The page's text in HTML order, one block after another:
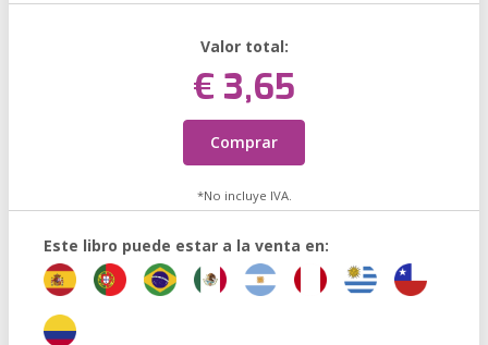
Valor total:
€ 3,65
Comprar
*No incluye IVA.
Este libro puede estar a la venta en: